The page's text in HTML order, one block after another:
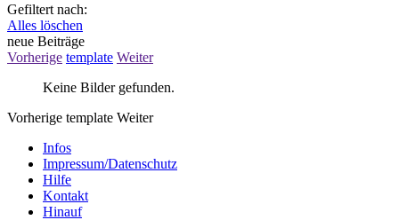
Gefiltert nach:
Alles löschen
neue Beiträge
Vorherige template Weiter
Keine Bilder gefunden.
Vorherige template Weiter
Infos
Impressum/Datenschutz
Hilfe
Kontakt
Hinauf